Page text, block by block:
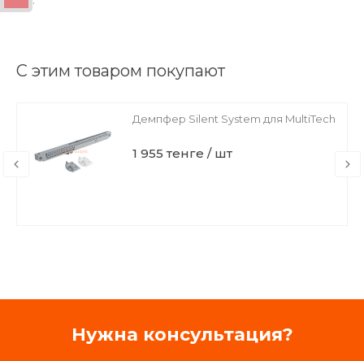
С этим товаром покупают
Демпфер Silent System для MultiTech
1 955 тенге / шт
Нужна консультация?